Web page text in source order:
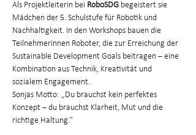
Als Projektleiterin bei RoboSDG begeistert sie
Mädchen der 5. Schulstufe für Robotik und
Nachhaltigkeit. In den Workshops bauen die
Teilnehmerinnen Roboter, die zur Erreichung der
Sustainable Development Goals beitragen – eine
Kombination aus Technik, Kreativität und
sozialem Engagement. ​
Sonjas Motto: „Du brauchst kein perfektes
Konzept – du brauchst Klarheit, Mut und die
richtige Haltung.“​